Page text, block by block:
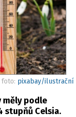
foto: pixabay/ilustrační
měly podle
stupňů Celsia.